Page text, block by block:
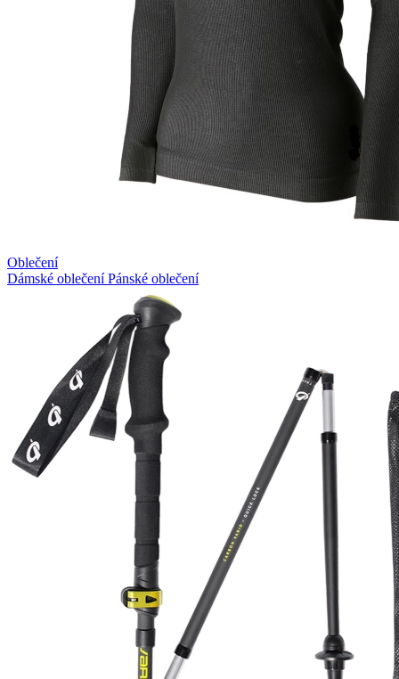
Oblečení
Dámské oblečeníPánské oblečení